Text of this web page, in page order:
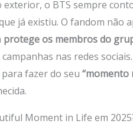
exterior, o BTS sempre
já existiu. O fandom não
protege os membros do
nas redes
fazer do seu “momento
Moment in Life em